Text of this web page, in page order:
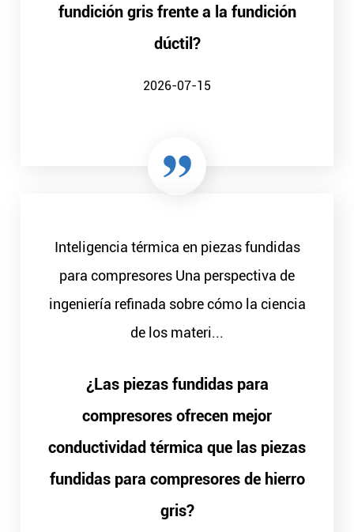
fundición gris frente a la fundición
dúctil?
2026-07-15
Inteligencia térmica en piezas fundidas
para compresores Una perspectiva de
ingeniería refinada sobre cómo la ciencia
de los materi...
¿Las piezas fundidas para
compresores ofrecen mejor
conductividad térmica que las piezas
fundidas para compresores de hierro
gris?